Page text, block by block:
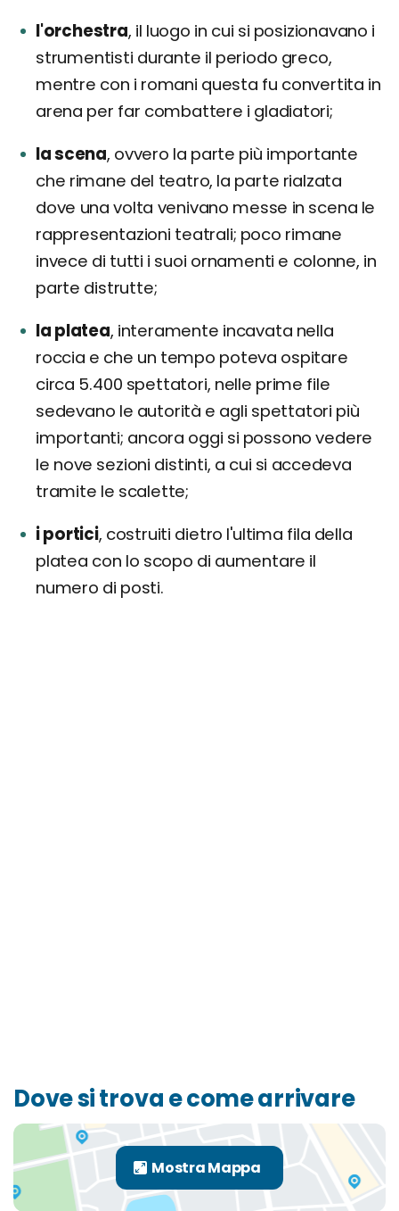
l'orchestra, il luogo in cui si posizionavano i
strumentisti durante il periodo greco,
mentre con i romani questa fu convertita in
arena per far combattere i gladiatori;
la scena, ovvero la parte più importante
che rimane del teatro, la parte rialzata
dove una volta venivano messe in scena le
rappresentazioni teatrali; poco rimane
invece di tutti i suoi ornamenti e colonne, in
parte distrutte;
la platea, interamente incavata nella
roccia e che un tempo poteva ospitare
circa 5.400 spettatori, nelle prime file
sedevano le autorità e agli spettatori più
importanti; ancora oggi si possono vedere
le nove sezioni distinti, a cui si accedeva
tramite le scalette;
i portici, costruiti dietro l'ultima fila della
platea con lo scopo di aumentare il
numero di posti.
Dove si trova e come arrivare